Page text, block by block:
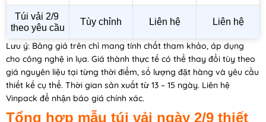
Túi vải 2/9
theo yêu cầu
Tùy chỉnh Liên hệ Liên hệ
Lưu ý: Bảng giá trên chỉ mang tính chất tham khảo, áp dụng
cho công nghệ in lụa. Giá thành thực tế có thể thay đổi tùy theo
giá nguyên liệu tại từng thời điểm, số lượng đặt hàng và yêu cầu
thiết kế cụ thể. Thời gian sản xuất từ 13 – 15 ngày. Liên hệ
Vinpack để nhận báo giá chính xác.
Tổng hợp mẫu túi vải ngày 2/9 thiết